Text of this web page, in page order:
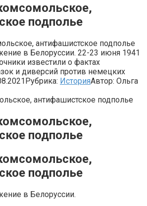
подполье
антифашистское подполье
в Белоруссии. 22-23 июня 1941
известили о фактах
и диверсий против немецких
Рубрика: ИсторияАвтор: Ольга
подполье
подполье
в Белоруссии.